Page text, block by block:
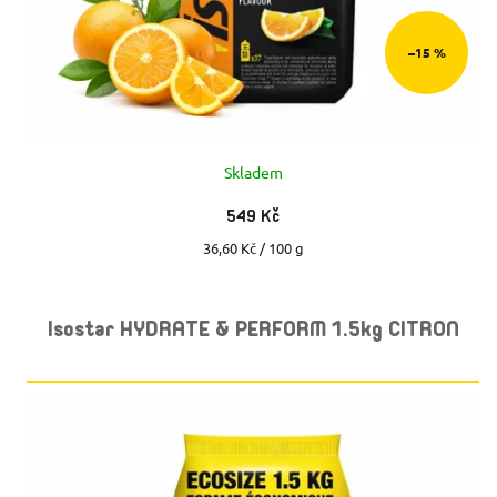
–15 %
Skladem
549 Kč
Měrná
36,60 Kč / 100 g
Isostar HYDRATE & PERFORM 1.5kg CITRON